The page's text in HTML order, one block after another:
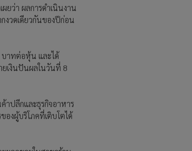
ยว่า ผลการดำเนินงาน
งวดเดียวกันของปีก่อน
บาทต่อหุ้น และได้
เงินปันผลในวันที่ 8
าปลีกและธุรกิจอาหาร
งผู้บริโภคที่เติบโตได้